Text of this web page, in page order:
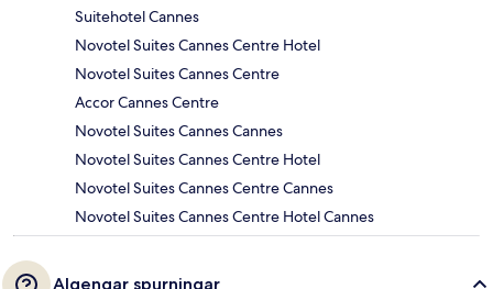
Suitehotel Cannes
Novotel Suites Cannes Centre Hotel
Novotel Suites Cannes Centre
Accor Cannes Centre
Novotel Suites Cannes Cannes
Novotel Suites Cannes Centre Hotel
Novotel Suites Cannes Centre Cannes
Novotel Suites Cannes Centre Hotel Cannes
Algengar spurningar